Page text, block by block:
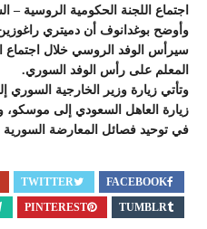
اجتماع اللجنة الحكومية الروسية –
وأوضح بوغدانوف أن دميتري
سيرأس الوفد الروسي خلال اجتماع
المعلم على رأس الوفد السوري.
وتأتي زيارة وزير الخارجية
زيارة العاهل السعودي إلى
في توحيد فصائل المعارضة السورية
FACEBOOK
TWITTER
TUMBLR
PINTEREST